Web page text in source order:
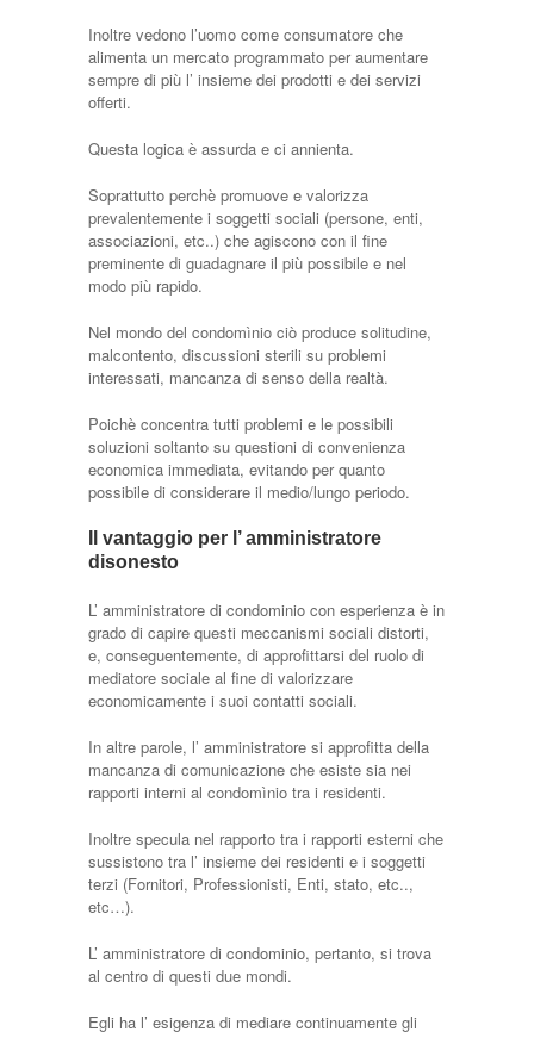
Inoltre vedono l’uomo come consumatore che
alimenta un mercato programmato per aumentare
sempre di più l’ insieme dei prodotti e dei servizi
offerti.
Questa logica è assurda e ci annienta.
Soprattutto perchè promuove e valorizza
prevalentemente i soggetti sociali (persone, enti,
associazioni, etc..) che agiscono con il fine
preminente di guadagnare il più possibile e nel
modo più rapido.
Nel mondo del condomìnio ciò produce solitudine,
malcontento, discussioni sterili su problemi
interessati, mancanza di senso della realtà.
Poichè concentra tutti problemi e le possibili
soluzioni soltanto su questioni di convenienza
economica immediata, evitando per quanto
possibile di considerare il medio/lungo periodo.
Il vantaggio per l’ amministratore
disonesto
L’ amministratore di condominio con esperienza è in
grado di capire questi meccanismi sociali distorti,
e, conseguentemente, di approfittarsi del ruolo di
mediatore sociale al fine di valorizzare
economicamente i suoi contatti sociali.
In altre parole, l’ amministratore si approfitta della
mancanza di comunicazione che esiste sia nei
rapporti interni al condomìnio tra i residenti.
Inoltre specula nel rapporto tra i rapporti esterni che
sussistono tra l’ insieme dei residenti e i soggetti
terzi (Fornitori, Professionisti, Enti, stato, etc..,
etc…).
L’ amministratore di condominio, pertanto, si trova
al centro di questi due mondi.
Egli ha l’ esigenza di mediare continuamente gli